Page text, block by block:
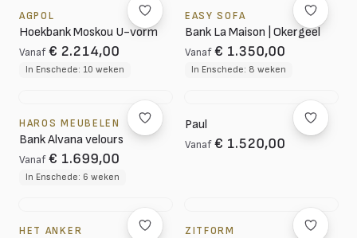
AGPOL
Hoekbank Moskou U-vorm
Vanaf € 2.214,00
In Enschede: 10 weken
EASY SOFA
Bank La Maison | Okergeel
Vanaf € 1.350,00
In Enschede: 8 weken
HAROS MEUBELEN
Bank Alvana velours
Vanaf € 1.699,00
In Enschede: 6 weken
Paul
Vanaf € 1.520,00
HET ANKER ZITFORM